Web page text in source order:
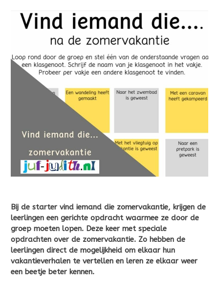
Bij de starter vind iemand die zomervakantie, krijgen de
leerlingen een gerichte opdracht waarmee ze door de
groep moeten lopen. Deze keer met speciale
opdrachten over de zomervakantie. Zo hebben de
leerlingen direct de mogelijkheid om elkaar hun
vakantieverhalen te vertellen en leren ze elkaar weer
een beetje beter kennen.